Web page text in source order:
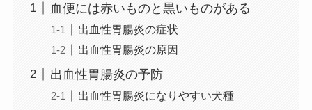
血便には赤いものと黒いものがある
出血性胃腸炎の症状
出血性胃腸炎の原因
出血性胃腸炎の予防
出血性胃腸炎になりやすい犬種